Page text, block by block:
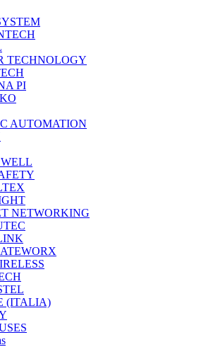
TECHNOLOGY
PI
AUTOMATION
NETWORKING
(ITALIA)